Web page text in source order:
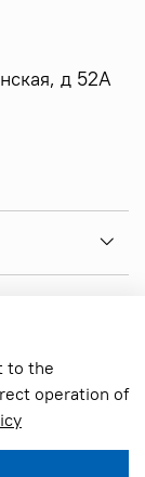
д 52А
to the
operation of